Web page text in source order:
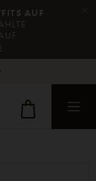
AUF